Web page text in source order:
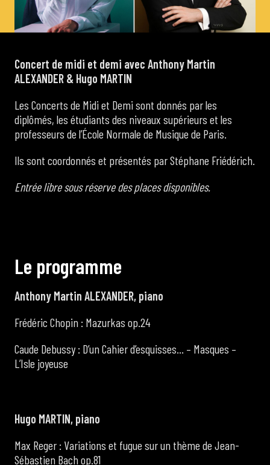
Scolaires / Pass Culture
Piano Solo Jazz
La salle
L’événementiel
Les contacts
Concert de midi et demi avec Anthony Martin
ALEXANDER & Hugo MARTIN
Les Concerts de Midi et Demi sont donnés par les
diplômés, les étudiants des niveaux supérieurs et les
professeurs de l’École Normale de Musique de Paris.
Ils sont coordonnés et présentés par Stéphane Friédérich.
Entrée libre sous réserve des places disponibles.
Le programme
Anthony Martin ALEXANDER, piano
Frédéric Chopin : Mazurkas op.24
Caude Debussy : D’un Cahier d’esquisses… – Masques –
L’Isle joyeuse
Hugo MARTIN, piano
Max Reger : Variations et fugue sur un thème de Jean-
Sébastien Bach op.81